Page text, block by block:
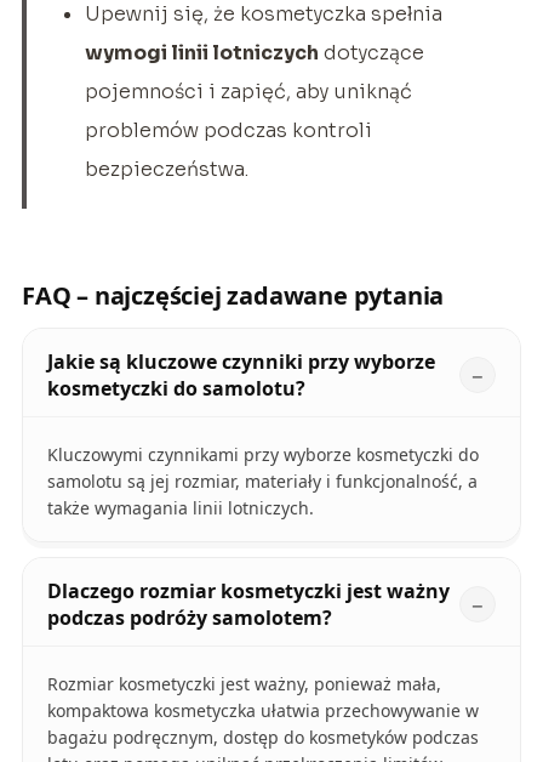
Upewnij się, że kosmetyczka spełnia
wymogi linii lotniczych dotyczące
pojemności i zapięć, aby uniknąć
problemów podczas kontroli
bezpieczeństwa.
FAQ – najczęściej zadawane pytania
Jakie są kluczowe czynniki przy wyborze
kosmetyczki do samolotu?
Kluczowymi czynnikami przy wyborze kosmetyczki do
samolotu są jej rozmiar, materiały i funkcjonalność, a
także wymagania linii lotniczych.
Dlaczego rozmiar kosmetyczki jest ważny
podczas podróży samolotem?
Rozmiar kosmetyczki jest ważny, ponieważ mała,
kompaktowa kosmetyczka ułatwia przechowywanie w
bagażu podręcznym, dostęp do kosmetyków podczas